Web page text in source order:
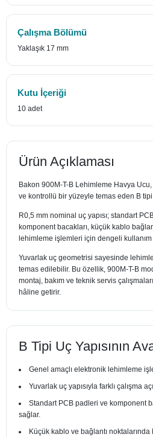
Çalışma Bölümü
Yaklaşık 17 mm
Kutu İçeriği
10 adet
Ürün Açıklaması
Bakon 900M-T-B Lehimleme Havya
ve kontrollü bir yüzeyle temas eden B
R0,5 mm nominal uç yapısı; standart
komponent bacakları, küçük kablo
lehimleme işlemleri için dengeli
Yuvarlak uç geometrisi sayesinde
temas edilebilir. Bu özellik, 900M-T-B
montaj, bakım ve teknik servis
hâline getirir.
B Tipi Uç Yapısının
Genel amaçlı elektronik lehimleme
Yuvarlak uç yapısıyla farklı çalışma
Standart PCB padleri ve komponent
sağlar.
Küçük kablo ve bağlantı noktalarında